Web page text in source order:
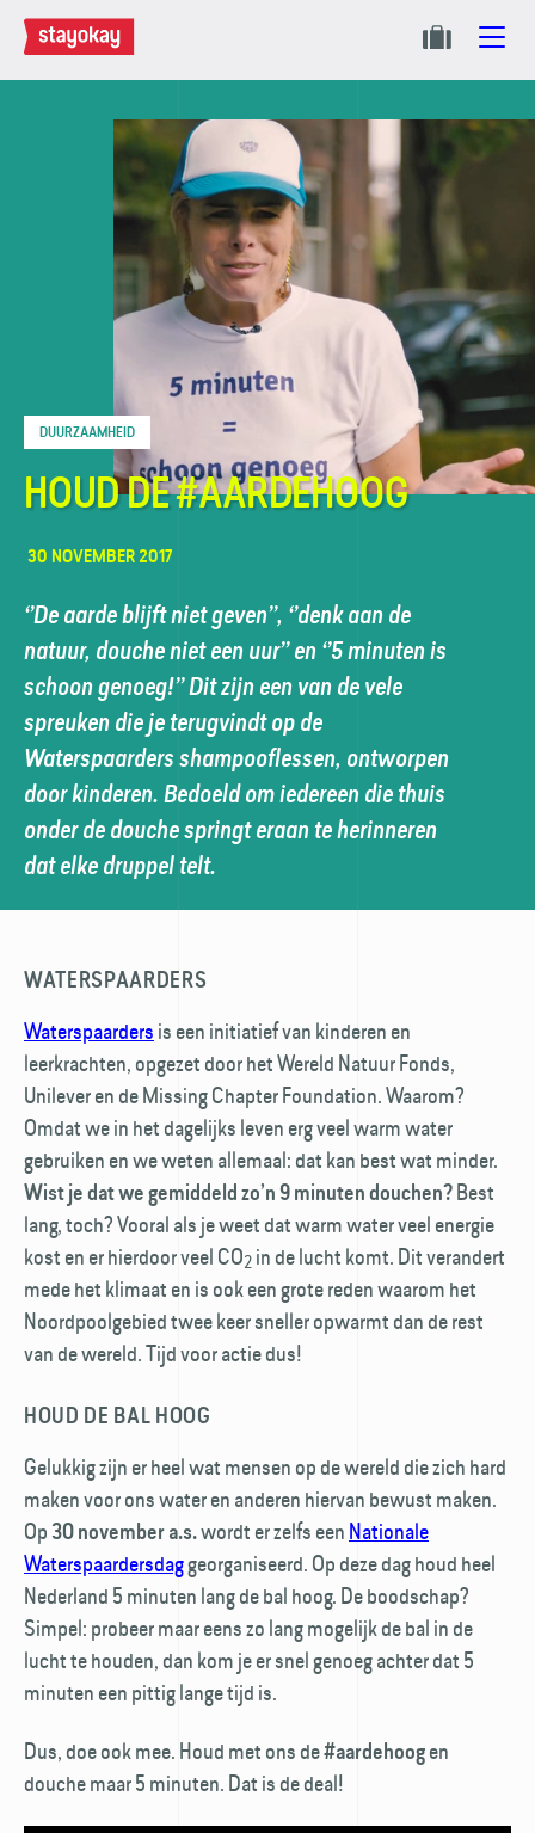
DUURZAAMHEID
HOUD DE #AARDEHOOG
30 NOVEMBER 2017
‘’De aarde blijft niet geven’’, ‘’denk aan de
natuur, douche niet een uur’’ en ‘’5 minuten is
schoon genoeg!’’ Dit zijn een van de vele
spreuken die je terugvindt op de
Waterspaarders shampooflessen, ontworpen
door kinderen. Bedoeld om iedereen die thuis
onder de douche springt eraan te herinneren
dat elke druppel telt.
WATERSPAARDERS
Waterspaarders is een initiatief van kinderen en
leerkrachten, opgezet door het Wereld Natuur Fonds,
Unilever en de Missing Chapter Foundation. Waarom?
Omdat we in het dagelijks leven erg veel warm water
gebruiken en we weten allemaal: dat kan best wat minder.
Wist je dat we gemiddeld zo’n 9 minuten douchen?Best
lang, toch? Vooral als je weet dat warm water veel energie
kost en er hierdoor veel CO2 in de lucht komt. Dit verandert
mede het klimaat en is ook een grote reden waarom het
Noordpoolgebied twee keer sneller opwarmt dan de rest
van de wereld. Tijd voor actie dus!
HOUD DE BAL HOOG
Gelukkig zijn er heel wat mensen op de wereld die zich hard
maken voor ons water en anderen hiervan bewust maken.
Op 30 november a.s.wordt er zelfs een Nationale
Waterspaardersdaggeorganiseerd. Op deze dag houd heel
Nederland 5 minuten lang de bal hoog. De boodschap?
Simpel: probeer maar eens zo lang mogelijk de bal in de
lucht te houden, dan kom je er snel genoeg achter dat 5
minuten een pittig lange tijd is.
Dus, doe ook mee. Houd met ons de#aardehoogen
douche maar 5 minuten. Dat is de deal!